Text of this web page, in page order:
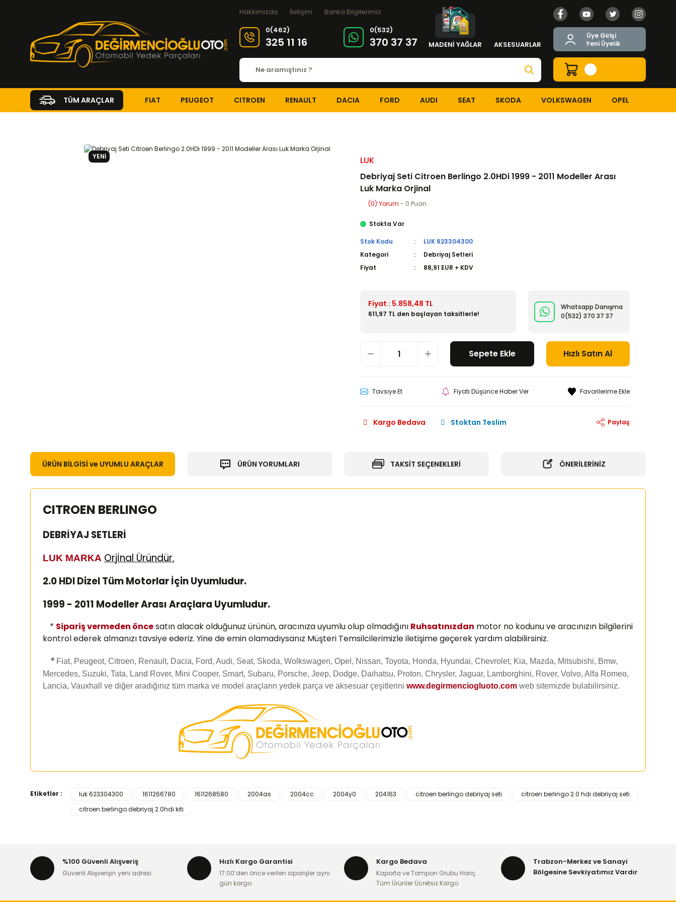
Hakkımızda İletişim
Banka Bilgilerimiz
0(462)
325 11 16
0(532)
370 37 37 MADENİ YAĞLAR AKSESUARLAR
Üye Girişi
Yeni Üyelik
TÜM ARAÇLAR FIAT PEUGEOT CITROEN RENAULT DACIA FORD AUDI SEAT SKODA VOLKSWAGEN OPEL
YENİ
LUK
Debriyaj Seti Citroen Berlingo 2.0HDi 1999 - 2011 Modeller Arası
Luk Marka Orjinal
(0) Yorum - 0 Puan
Stokta Var
Stok Kodu
LUK 623304300
Kategori
Debriyaj Setleri
Fiyat
88,91 EUR + KDV
Fiyat : 5.858,48 TL
611,97 TL den başlayan taksitlerle!
Whatsapp Danışma
0(532) 370 37 37
Sepete Ekle Hızlı Satın Al
Tavsiye Et Fiyatı Düşünce Haber Ver
Kargo Bedava Stoktan Teslim Paylaş
ÜRÜN BİLGİSİ ve UYUMLU ARAÇLAR ÜRÜN YORUMLARI TAKSİT SEÇENEKLERİ ÖNERİLERİNİZ
CITROEN BERLINGO
DEBRİYAJ SETLERİ
LUK MARKA Orjİnal Üründür.
2.0 HDI Dizel Tüm Motorlar İçin Uyumludur.
1999 - 2011 Modeller Arası Araçlara Uyumludur.
* Sipariş vermeden öncesatın alacak olduğunuz ürünün, aracınıza uyumlu olup olmadığını Ruhsatınızdan motor no kodunu ve aracınızın bilgilerini
kontrol ederek almanızı tavsiye ederiz. Yine de emin olamadıysanız Müşteri Temsilcilerimizle iletişime geçerek yardım alabilirsiniz.
* Fiat, Peugeot, Citroen, Renault, Dacia, Ford, Audi, Seat, Skoda, Wolkswagen, Opel, Nissan, Toyota, Honda, Hyundai, Chevrolet, Kia, Mazda, Mitsubishi, Bmw,
Mercedes, Suzuki, Tata, Land Rover, Mini Cooper, Smart, Subaru, Porsche, Jeep, Dodge, Daihatsu, Proton, Chrysler, Jaguar, Lamborghini, Rover, Volvo, Alfa Romeo,
Lancia, Vauxhall ve diğer aradığınız tüm marka ve model araçların yedek parça ve aksesuar çeşitlerini www.degirmenciogluoto.com web sitemizde bulabilirsiniz.
Bu ürünün fiyat bilgisi, resim, ürün açıklamalarında ve diğer konularda yetersiz gördüğünüz noktaları öneri formunu kullanarak tarafımıza iletebilirsiniz.
Görüş ve önerileriniz için teşekkür ederiz.
Ürün bilgilerinde hatalar bulunuyor.
Ürün fiyatı diğer sitelerden daha pahalı.
Etiketler : luk 623304300 1611266780 1611268580 2004as 2004cc 2004y0 204163 citroen berlingo debriyaj seti
citroen berlingo 2.0 hdi debriyaj seti
citroen berlingo debriyaj 2.0hdi kiti
%100 Güvenli Alışveriş
Güvenli Alışverişin yeni adresi
Hızlı Kargo Garantisi
17:00’den önce verilen siparişler aynı
gün kargo
Kargo Bedava
Kaporta ve Tampon Grubu Hariç
Tüm Ürünler Ücretsiz Kargo
Trabzon-Merkez ve Sanayi
Bölgesine Sevkiyatımız Vardır